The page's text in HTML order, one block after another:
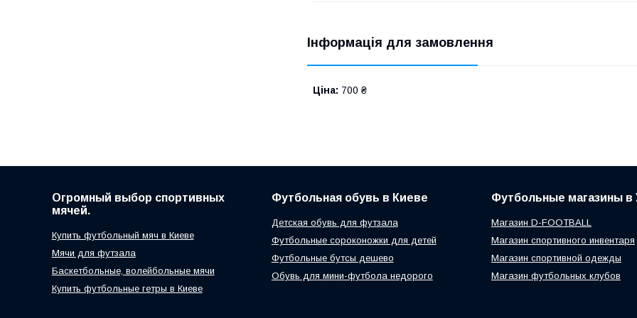
Інформація для замовлення
Ціна: 700 ₴
Огромный выбор спортивных
мячей.
Купить футбольный мяч в Киеве
Мячи для футзала
Баскетбольные, волейбольные мячи
Купить футбольные гетры в Киеве
Футбольная обувь в Киеве
Детская обувь для футзала
Футбольные сороконожки для детей
Футбольные бутсы дешево
Обувь для мини-футбола недорого
Футбольные магазины в
Магазин D-FOOTBALL
Магазин спортивного инвентаря
Магазин спортивной одежды
Магазин футбольных клубов